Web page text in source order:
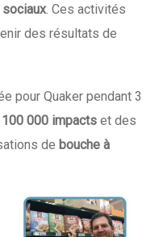
. Ces activités
des résultats de
pour Quaker pendant 3
000 impacts et des
de bouche à